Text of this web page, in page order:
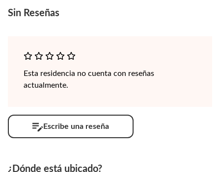
Sin Reseñas
Esta residencia no cuenta con reseñas
actualmente.
Escribe una reseña
¿Dónde está ubicado?